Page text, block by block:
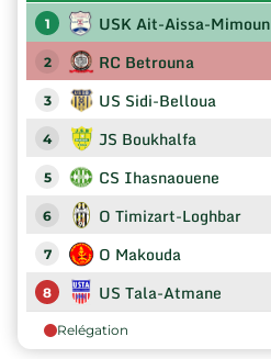
1 USK Ait-Aissa-Mimoun
2 RC Betrouna
3 US Sidi-Belloua
4 JS Boukhalfa
5 CS Ihasnaouene
6 O Timizart-Loghbar
7 O Makouda
8 US Tala-Atmane
Relégation